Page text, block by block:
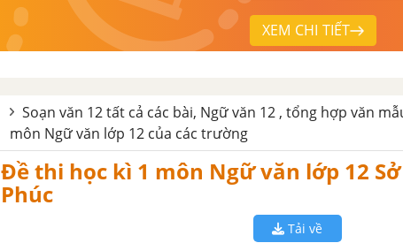
XEM CHI TIẾT
Soạn văn 12 tất cả các bài, Ngữ văn 12 , tổng hợp văn
môn Ngữ văn lớp 12 của các trường
Đề thi học kì 1 môn Ngữ văn lớp 12
Phúc
Tải về